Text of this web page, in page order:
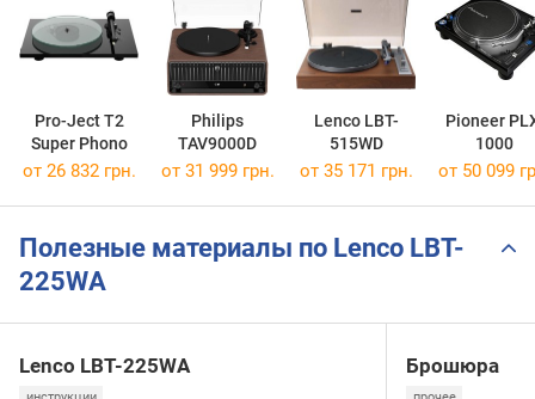
Pro-Ject T2
Super Phono
Philips
TAV9000D
Lenco LBT-
515WD
Pioneer
1000
от 26 832 грн. от 31 999 грн. от 35 171 грн. от 50 099
Полезные материалы по Lenco LBT-
225WA
Lenco LBT-225WA Брошюра